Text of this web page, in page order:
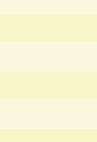
Perdita d'AnimaIntroduzione
Pagina iniziale